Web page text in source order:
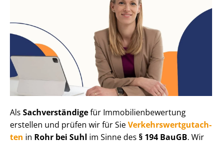
Als Sachverständigefür Im­mo­bi­li­en­be­wer­tung
erstellen und prüfen wir für SieVer­kehrs­wert­gut­ach­
ten in Rohr bei Suhl im Sinne des § 194 BauGB. Wir